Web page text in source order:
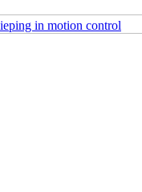
in motion control